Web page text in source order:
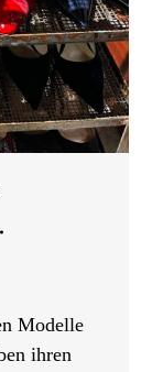
Modelle
ihren